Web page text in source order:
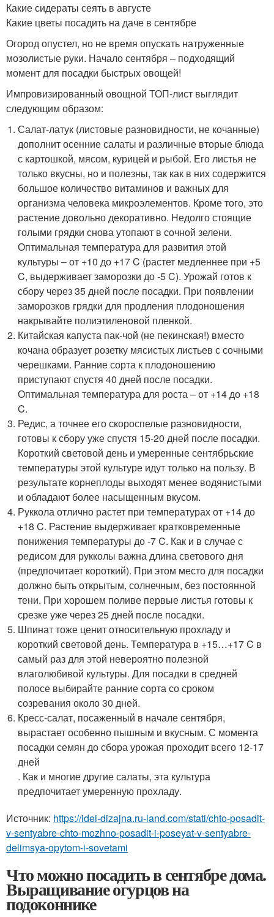
Какие сидераты сеять в августе
Какие цветы посадить на даче в сентябре
Огород опустел, но не время опускать натруженные
мозолистые руки. Начало сентября – подходящий
момент для посадки быстрых овощей!
Импровизированный овощной ТОП-лист выглядит
следующим образом:
Салат-латук (листовые разновидности, не кочанные)
дополнит осенние салаты и различные вторые блюда
с картошкой, мясом, курицей и рыбой. Его листья не
только вкусны, но и полезны, так как в них содержится
большое количество витаминов и важных для
организма человека микроэлементов. Кроме того, это
растение довольно декоративно. Недолго стоящие
голыми грядки снова утопают в сочной зелени.
Оптимальная температура для развития этой
культуры – от +10 до +17 C (растет медленнее при +5
C, выдерживает заморозки до -5 C). Урожай готов к
сбору через 35 дней после посадки. При появлении
заморозков грядки для продления плодоношения
накрывайте полиэтиленовой пленкой.
Китайская капуста пак-чой (не пекинская!) вместо
кочана образует розетку мясистых листьев с сочными
черешками. Ранние сорта к плодоношению
приступают спустя 40 дней после посадки.
Оптимальная температура для роста – от +14 до +18
C.
Редис, а точнее его скороспелые разновидности,
готовы к сбору уже спустя 15-20 дней после посадки.
Короткий световой день и умеренные сентябрьские
температуры этой культуре идут только на пользу. В
результате корнеплоды выходят менее водянистыми
и обладают более насыщенным вкусом.
Руккола отлично растет при температурах от +14 до
+18 C. Растение выдерживает кратковременные
понижения температуры до -7 C. Как и в случае с
редисом для рукколы важна длина светового дня
(предпочитает короткий). При этом место для посадки
должно быть открытым, солнечным, без постоянной
тени. При хорошем поливе первые листья готовы к
срезке уже через 25 дней после посадки.
Шпинат тоже ценит относительную прохладу и
короткий световой день. Температура в +15…+17 C в
самый раз для этой невероятно полезной
влаголюбивой культуры. Для посадки в средней
полосе выбирайте ранние сорта со сроком
созревания около 30 дней.
Кресс-салат, посаженный в начале сентября,
вырастает особенно пышным и вкусным. С момента
посадки семян до сбора урожая проходит всего 12-17
дней
. Как и многие другие салаты, эта культура
предпочитает умеренную прохладу.
Источник: https://idei-dizajna.ru-land.com/stati/chto-posadit-
v-sentyabre-chto-mozhno-posadit-i-poseyat-v-sentyabre-
delimsya-opytom-i-sovetami
Что можно посадить в сентябре дома.
Выращивание огурцов на
подоконнике